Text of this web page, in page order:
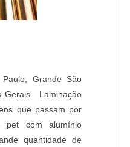
Grande São
Gerais. Laminação
que passam por
pet com alumínio
quantidade de